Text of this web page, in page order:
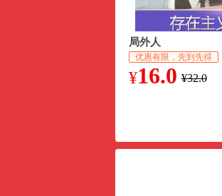
局外人
优惠有限，先到先得
¥16.0 ¥32.0